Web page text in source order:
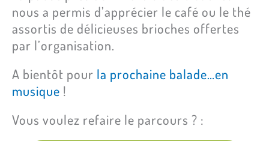
nous a permis d’apprécier le café ou le thé
assortis de délicieuses brioches offertes
par l’organisation.
A bientôt pour la prochaine balade…en
musique !
Vous voulez refaire le parcours ? :